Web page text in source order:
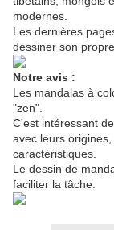
modernes.
Les dernières
dessiner son
Notre avis :
Les mandalas à
"zen".
C'est intéressant
avec leurs
caractéristiques.
Le dessin de
faciliter la tâche.